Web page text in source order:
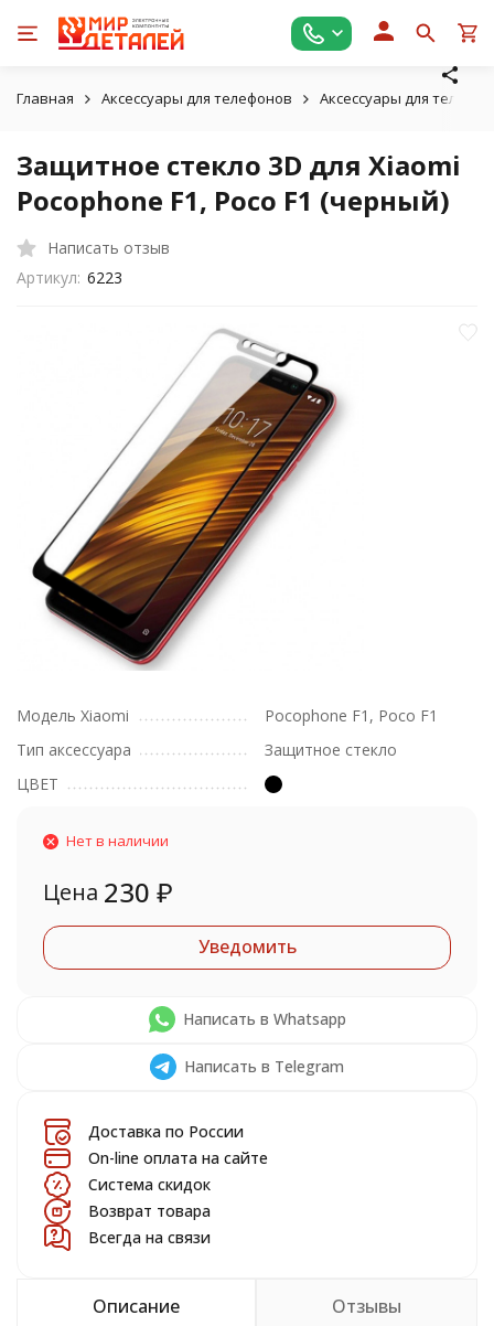
Главная Аксессуары для телефонов Аксессуары для
Защитное стекло 3D для Xiaomi
Pocophone F1, Poco F1 (черный)
Написать отзыв
Артикул: 6223
Модель Xiaomi
Pocophone F1, Poco F1
Тип аксессуара
Защитное стекло
ЦВЕТ
Нет в наличии
Цена 230 ₽
Уведомить
Написать в Whatsapp
Написать в Telegram
Доставка по России
On-line оплата на сайте
Система скидок
Возврат товара
Всегда на связи
Описание Отзывы